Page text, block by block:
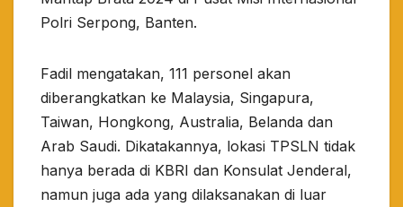
Polri Serpong, Banten.
Fadil mengatakan, 111 personel akan
diberangkatkan ke Malaysia, Singapura,
Taiwan, Hongkong, Australia, Belanda dan
Arab Saudi. Dikatakannya, lokasi TPSLN tidak
hanya berada di KBRI dan Konsulat Jenderal,
namun juga ada yang dilaksanakan di luar